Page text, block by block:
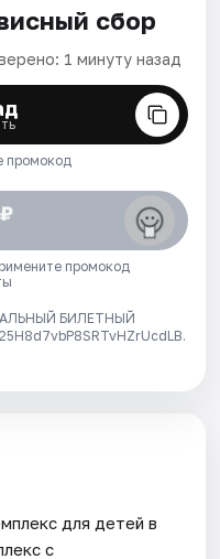
сбор
1 минуту назад
промокод
промокод
БИЛЕТНЫЙ
для детей в
с